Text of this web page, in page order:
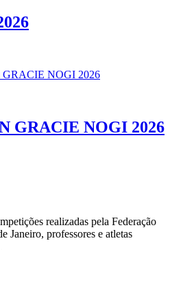
GRACIE NOGI 2026
realizadas pela Federação
Janeiro, professores e atletas